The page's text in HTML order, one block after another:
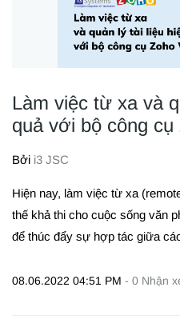
Làm việc từ xa và
quả với bộ công
Bởi i3 JSC
Hiện nay, làm việc từ xa
thế khả thi cho cuộc sống văn
để thúc đẩy sự hợp tác giữa
08.06.2022 04:51 PM - 0 Nhận